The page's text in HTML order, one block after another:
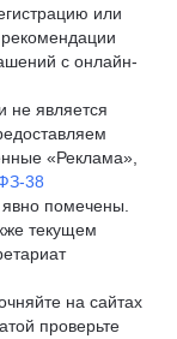
или
с онлайн-
не является
«Реклама»,
38
помечены.
текущем
на сайтах
проверьте